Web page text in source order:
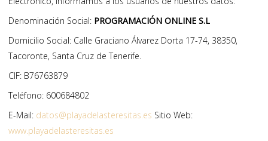
Denominación Social: PROGRAMACIÓN ONLINE S.L
Domicilio Social: Calle Graciano Álvarez Dorta 17-74, 38350,
Tacoronte, Santa Cruz de Tenerife.
CIF: B76763879
Teléfono: 600684802
E-Mail: datos@playadelasteresitas.es Sitio Web:
www.playadelasteresitas.es